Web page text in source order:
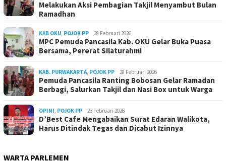
Melakukan Aksi Pembagian Takjil Menyambut Bulan
Ramadhan
KAB OKU, POJOK PP 28 Februari 2026
MPC Pemuda Pancasila Kab. OKU Gelar Buka Puasa
Bersama, Pererat Silaturahmi
KAB. PURWAKARTA, POJOK PP 28 Februari 2026
Pemuda Pancasila Ranting Bobosan Gelar Ramadan
Berbagi, Salurkan Takjil dan Nasi Box untuk Warga
OPINI, POJOK PP 23 Februari 2026
D’Best Cafe Mengabaikan Surat Edaran Walikota,
Harus Ditindak Tegas dan Dicabut Izinnya
WARTA PARLEMEN